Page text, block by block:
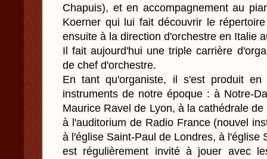
Chapuis), et en accompagnement au
Koerner qui lui fait découvrir le
ensuite à la direction d'orchestre en Italie
Il fait aujourd'hui une triple carrière
de chef d'orchestre.
En tant qu'organiste, il s'est produit
instruments de notre époque : à Notre-
Maurice Ravel de Lyon, à la cathédrale
à l'auditorium de Radio France (nouvel
à l'église Saint-Paul de Londres, à l'église
est régulièrement invité à jouer avec